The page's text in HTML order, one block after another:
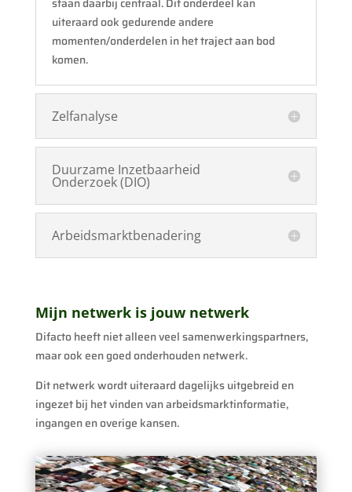
uiteraard ook gedurende andere
momenten/onderdelen in het traject aan bod
komen.
Zelfanalyse
Duurzame Inzetbaarheid
Onderzoek (DIO)
Arbeidsmarktbenadering
Mijn netwerk is jouw netwerk
Difacto heeft niet alleen veel samenwerkingspartners,
maar ook een goed onderhouden netwerk.
Dit netwerk wordt uiteraard dagelijks uitgebreid en
ingezet bij het vinden van arbeidsmarktinformatie,
ingangen en overige kansen.